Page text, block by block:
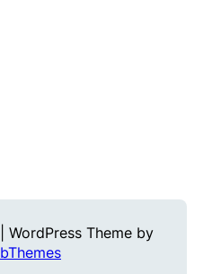
Theme by